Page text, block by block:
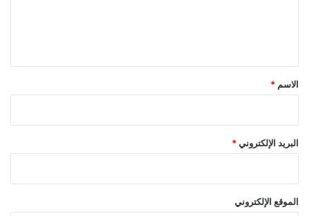
*
الاسم *
البريد الإلكتروني *
الموقع الإلكتروني